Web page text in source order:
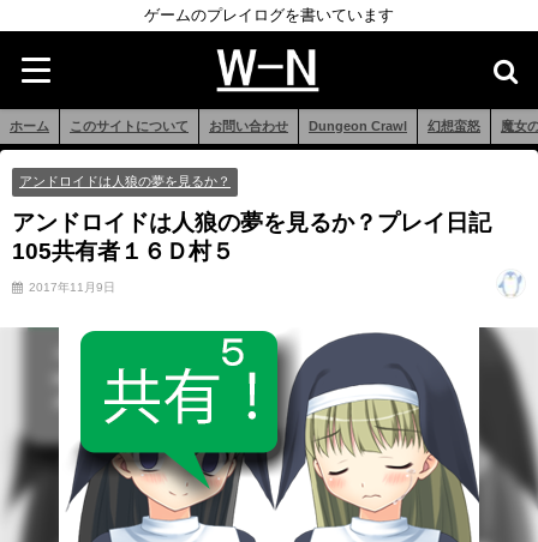
ゲームのプレイログを書いています
ホーム このサイトについて お問い合わせ Dungeon Crawl 幻想蛮怒 魔女
アンドロイドは人狼の夢を見るか？
アンドロイドは人狼の夢を見るか？プレイ日記
105共有者１６Ｄ村５
2017年11月9日